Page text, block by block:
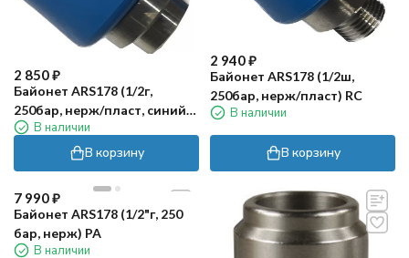
2 850₽
Байонет ARS178 (1/2г,
250бар, нерж/пласт, синий)
RC В наличии
В корзину
2 940₽
Байонет ARS178 (1/2ш,
250бар, нерж/пласт) RC
В наличии
В корзину
7 990₽
Байонет ARS178 (1/2"г, 250
бар, нерж) PA
В наличии